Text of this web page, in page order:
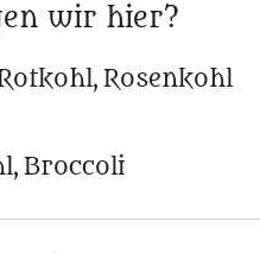
wir hier?
Rosenkohl
Broccoli